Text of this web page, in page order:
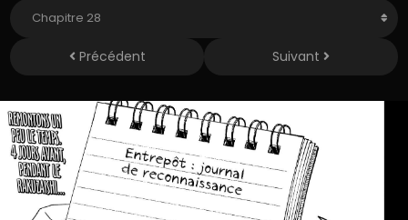
Précédent Suivant